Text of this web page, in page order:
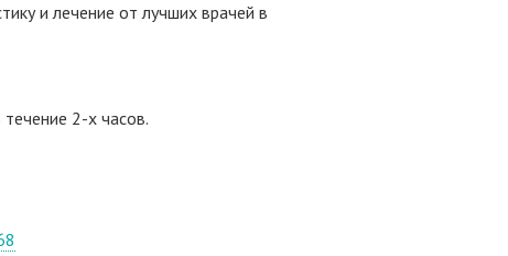
и лечение от лучших врачей в
2-х часов.